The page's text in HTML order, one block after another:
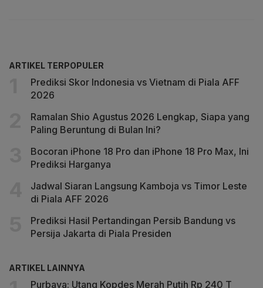
ARTIKEL TERPOPULER
Prediksi Skor Indonesia vs Vietnam di Piala AFF
2026
Ramalan Shio Agustus 2026 Lengkap, Siapa yang
Paling Beruntung di Bulan Ini?
Bocoran iPhone 18 Pro dan iPhone 18 Pro Max, Ini
Prediksi Harganya
Jadwal Siaran Langsung Kamboja vs Timor Leste
di Piala AFF 2026
Prediksi Hasil Pertandingan Persib Bandung vs
Persija Jakarta di Piala Presiden
ARTIKEL LAINNYA
Purbaya: Utang Kopdes Merah Putih Rp 240 T